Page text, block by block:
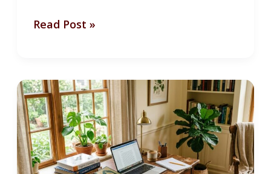
Read Post »
Homeschooling
Islam:
Antara
Pilihan
dan